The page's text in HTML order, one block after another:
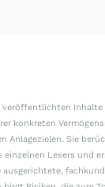
veröffentlichten
konkreten
Anlagezielen. Sie
Lesers und